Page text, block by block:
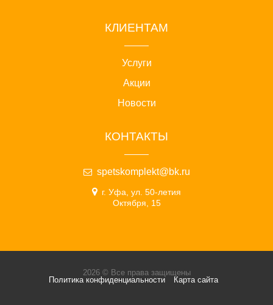
КЛИЕНТАМ
Услуги
Акции
Новости
КОНТАКТЫ
spetskomplekt@bk.ru
г. Уфа, ул. 50-летия
Октября, 15
2026 © Все права защищены
Политика конфиденциальности
Карта сайта